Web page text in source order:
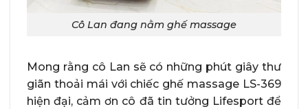
Cô Lan đang nằm ghế massage
Mong rằng cô Lan sẽ có những phút giây thư
giãn thoải mái với chiếc ghế massage LS-369
hiện đại, cảm ơn cô đã tin tưởng Lifesport để